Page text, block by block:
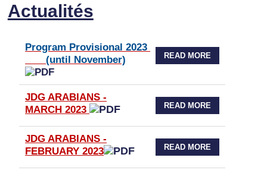
Actualités
Program Provisional 2023
(until November)
READ MORE
JDG ARABIANS -
MARCH 2023
READ MORE
JDG ARABIANS -
FEBRUARY 2023
READ MORE